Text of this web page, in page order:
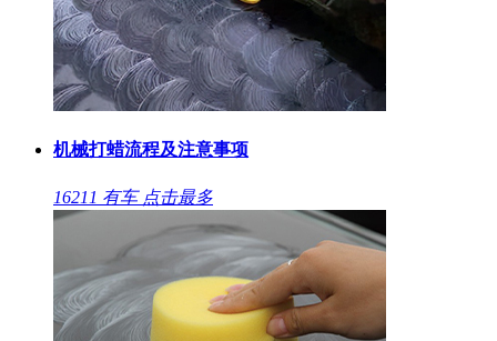
机械打蜡流程及注意事项
16211 有车 点击最多